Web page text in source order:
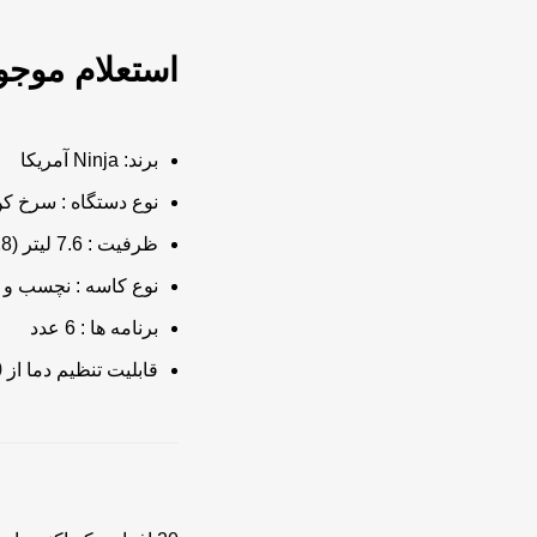
برند: Ninja آمریکا
نوع دستگاه : سرخ
ظرفیت : 7.6 لیتر (3.8 لیتر + 3.8 لیتر)
نوع کاسه : نچسب
برنامه ها : 6 عدد
قابلیت تنظیم دما از 40 تا 240 درجه سانتیگراد